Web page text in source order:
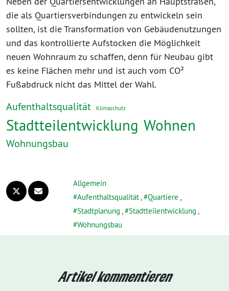
die als Quartiersverbindungen zu entwickeln sein
sollten, ist die Transformation von Gebäudenutzungen
und das kontrollierte Aufstocken die Möglichkeit
neuen Wohnraum zu schaffen, denn für Neubau gibt
es keine Flächen mehr und ist auch vom CO²
Fußabdruck nicht das Mittel der Wahl.
Aufenthaltsqualität Klimaschutz
Stadtteilentwicklung Wohnen
Wohnungsbau
Allgemein
Aufenthaltsqualität, Quartiere ,
Stadtplanung , Stadtteilentwicklung ,
Wohnungsbau
Artikel kommentieren